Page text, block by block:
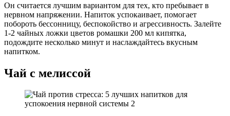
Он считается лучшим вариантом для тех, кто пребывает в
нервном напряжении. Напиток успокаивает, помогает
побороть бессонницу, беспокойство и агрессивность. Залейте
1-2 чайных ложки цветов ромашки 200 мл кипятка,
подождите несколько минут и наслаждайтесь вкусным
напитком.
Чай с мелиссой